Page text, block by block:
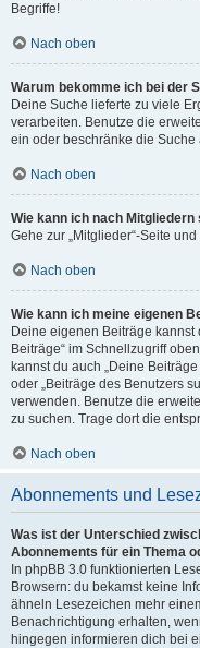
Begriffe!
Nach oben
Warum bekomme ich bei der
Deine Suche lieferte zu viele
verarbeiten. Benutze die
ein oder beschränke die
Nach oben
Wie kann ich nach Mitgliedern
Gehe zur „Mitglieder“-Seite
Nach oben
Wie kann ich meine eigenen
Deine eigenen Beiträge
Beiträge“ im Schnellzugriff
kannst du auch „Deine
oder „Beiträge des Benutzers
verwenden. Benutze die
zu suchen. Trage dort die
Nach oben
Abonnements und
Was ist der Unterschied
Abonnements für ein Thema
In phpBB 3.0 funktionierten
Browsern: du bekamst keine
ähneln Lesezeichen mehr
Benachrichtigung erhalten,
hingegen informieren dich bei